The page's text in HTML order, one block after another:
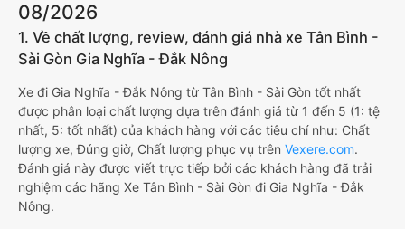
08/2026
1. Về chất lượng, review, đánh giá nhà xe Tân Bình -
Sài Gòn Gia Nghĩa - Đắk Nông
Xe đi Gia Nghĩa - Đắk Nông từ Tân Bình - Sài Gòn tốt nhất
được phân loại chất lượng dựa trên đánh giá từ 1 đến 5 (1: tệ
nhất, 5: tốt nhất) của khách hàng với các tiêu chí như: Chất
lượng xe, Đúng giờ, Chất lượng phục vụ trên Vexere.com.
Đánh giá này được viết trực tiếp bởi các khách hàng đã trải
nghiệm các hãng Xe Tân Bình - Sài Gòn đi Gia Nghĩa - Đắk
Nông.